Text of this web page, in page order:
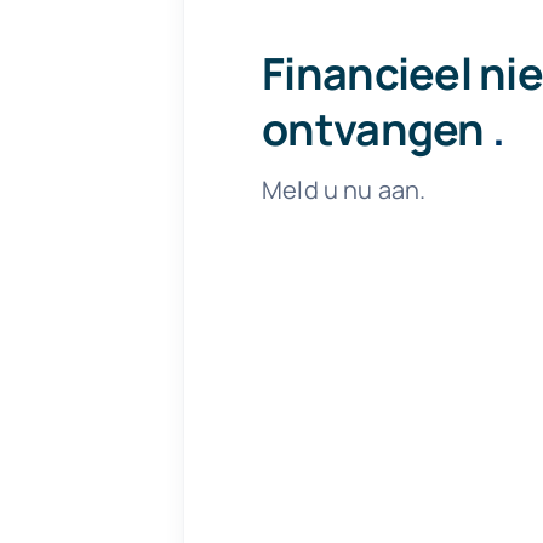
Financieel
ontvangen .
Meld u nu aan.